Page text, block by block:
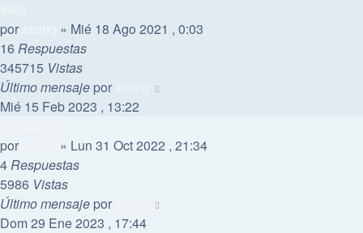
por
» Mié 18 Ago 2021 , 0:03
16Respuestas
345715 Vistas
Último mensaje por
Mié 15 Feb 2023 , 13:22
por
» Lun 31 Oct 2022 , 21:34
4Respuestas
5986 Vistas
Último mensaje por
Dom 29 Ene 2023 , 17:44